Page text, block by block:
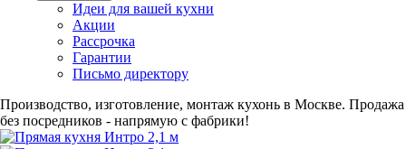
Идеи для вашей кухни
Акции
Рассрочка
Гарантии
Письмо директору
Производство, изготовление, монтаж кухонь в Москве. Продажа
без посредников - напрямую с фабрики!